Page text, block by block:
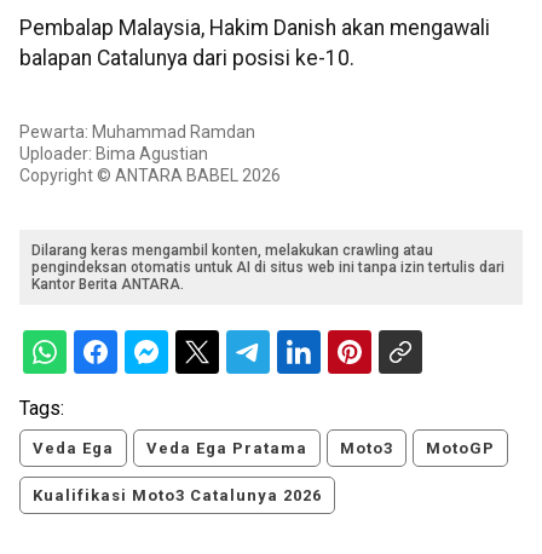
Pembalap Malaysia, Hakim Danish akan mengawali
balapan Catalunya dari posisi ke-10.
Pewarta: Muhammad Ramdan
Uploader: Bima Agustian
Copyright © ANTARA BABEL 2026
Dilarang keras mengambil konten, melakukan crawling atau
pengindeksan otomatis untuk AI di situs web ini tanpa izin tertulis dari
Kantor Berita ANTARA.
Tags:
Veda Ega Veda Ega Pratama Moto3 MotoGP
Kualifikasi Moto3 Catalunya 2026